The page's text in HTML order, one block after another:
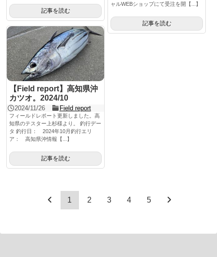
記事を読む
ャルWEBショップにて受注を開【...】
記事を読む
【Field report】高知県沖
カツオ。2024/10
2024/11/26 Field report
フィールドレポート更新しました。高
知県のテスター上杉様より。 釣行デー
タ 釣行日： 2024年10月釣行エリ
ア： 高知県沖情報【...】
記事を読む
1 2 3 4 5